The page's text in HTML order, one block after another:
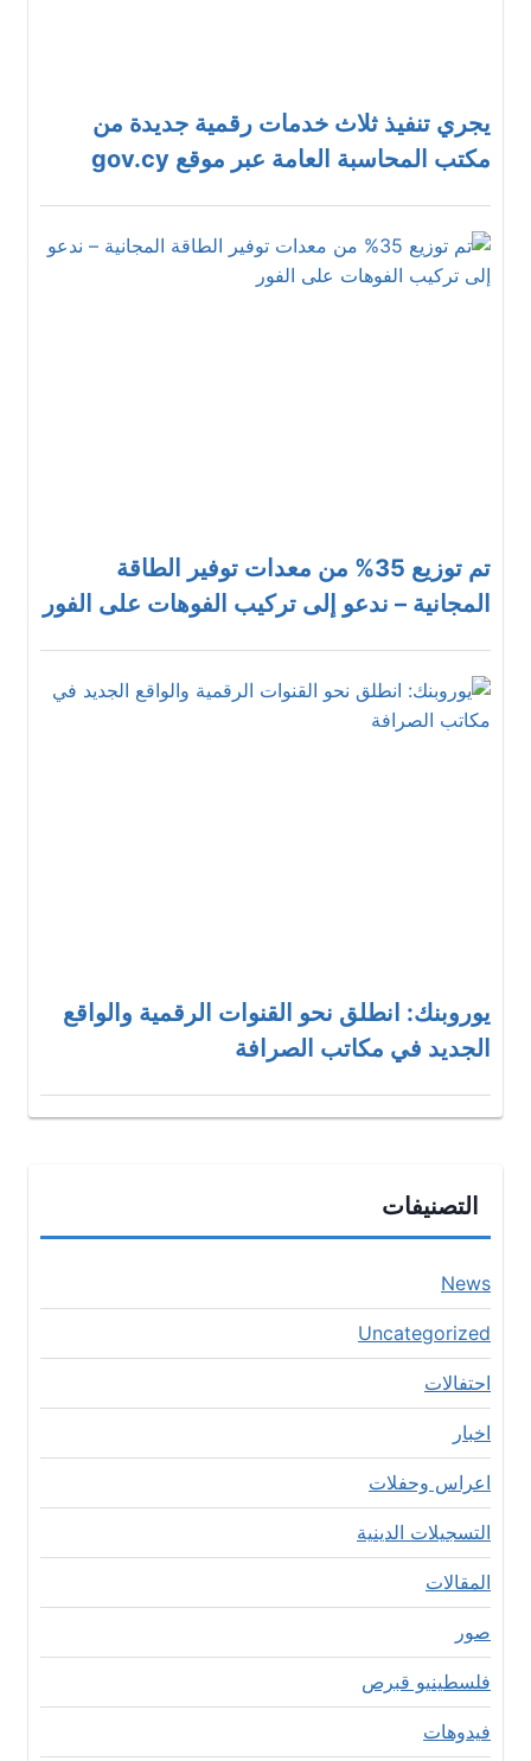
يجري تنفيذ ثلاث خدمات رقمية جديدة من
مكتب المحاسبة العامة عبر موقع gov.cy
تم توزيع 35% من معدات توفير الطاقة
المجانية – ندعو إلى تركيب الفوهات على الفور
يوروبنك: انطلق نحو القنوات الرقمية والواقع
الجديد في مكاتب الصرافة
التصنيفات
News
Uncategorized
احتفالات
اخبار
اعراس وحفلات
التسجيلات الدينية
المقالات
صور
فلسطينيو قبرص
فيدوهات